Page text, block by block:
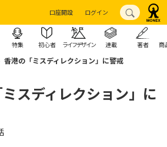
口座開設 ログイン
特集 初心者 ライフデザイン 連載 著者 商
香港の「ミスディレクション」に警戒
スディレクション」に